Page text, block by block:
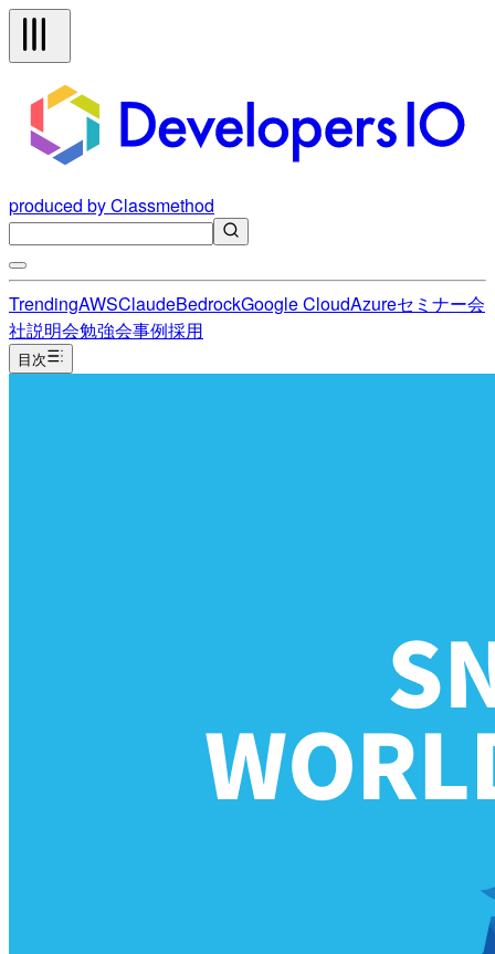
produced by Classmethod
TrendingAWSClaudeBedrockGoogle CloudAzureセミナー会
社説明会勉強会事例採用
目次